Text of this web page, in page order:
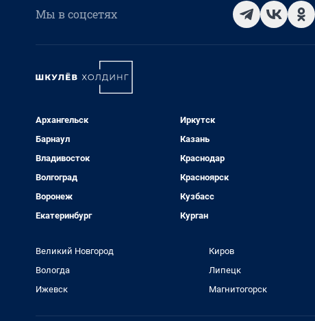
Мы в соцсетях
Архангельск
Барнаул
Владивосток
Волгоград
Воронеж
Екатеринбург
Иркутск
Казань
Краснодар
Красноярск
Кузбасс
Курган
Великий Новгород
Вологда
Ижевск
Киров
Липецк
Магнитогорск